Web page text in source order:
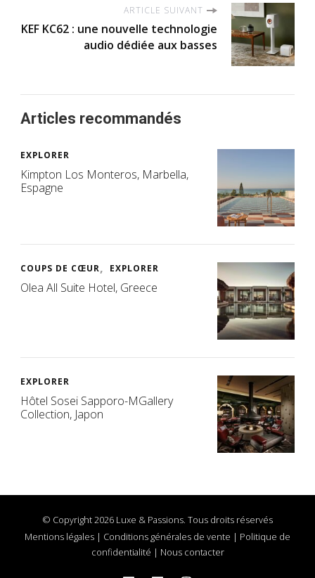
ARTICLE SUIVANT
KEF KC62 : une nouvelle technologie
audio dédiée aux basses
Articles recommandés
EXPLORER
Kimpton Los Monteros, Marbella,
Espagne
COUPS DE CŒUR EXPLORER
Olea All Suite Hotel, Greece
EXPLORER
Hôtel Sosei Sapporo-MGallery
Collection, Japon
© Copyright 2026 Luxe & Passions. Tous droits réservés
Mentions légales | Conditions générales de vente | Politique de
confidentialité | Nous contacter